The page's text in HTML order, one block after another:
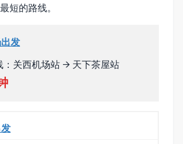
短的路线。
发
：关西机场站 → 天下茶屋站